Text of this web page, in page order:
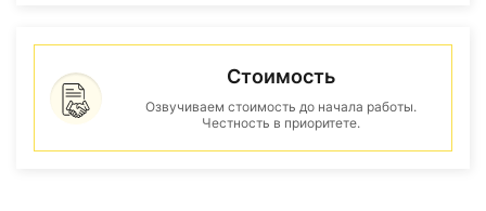
Стоимость
Озвучиваем стоимость до начала работы.
Честность в приоритете.